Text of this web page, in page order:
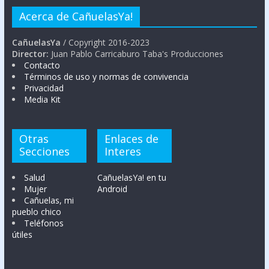
Acerca de CañuelasYa!
CañuelasYa / Copyright 2016-2023
Director: Juan Pablo Carricaburo Taba's Producciones
Contacto
Términos de uso y normas de convivencia
Privacidad
Media Kit
Otras
Secciones
Salud
Mujer
Cañuelas, mi
pueblo chico
Teléfonos
útiles
Enlaces de
Interes
CañuelasYa! en tu
Android